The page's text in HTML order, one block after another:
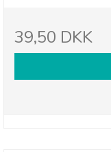
39,50 DKK